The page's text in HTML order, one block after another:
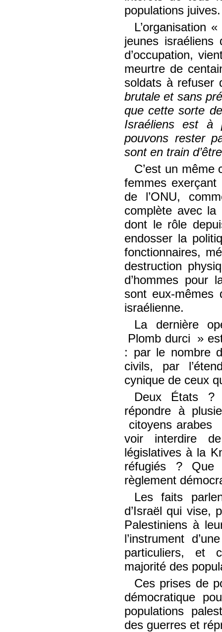
populations juives.
L’organisation
jeunes israéliens
d’occupation,
meurtre de
soldats à
brutale et sans
que cette sorte
Israéliens est à
pouvons rester
sont en train
C’est un
femmes
de l’ONU,
complète avec la
dont le rôle
endosser la
fonctionnaires,
destruction
d’hommes pour
sont eux-mêmes
israélienne.
La dernière
Plomb durci
: par le nombre
civils, par
cynique de ceux
Deux États ?
répondre à
citoyens arabes
voir interdire
législatives à la
réfugiés ? Que
règlement
Les faits
d’Israël qui vise,
Palestiniens à
l’instrument
particuliers, et
majorité des
Ces prises de
démocratique
populations
des guerres et